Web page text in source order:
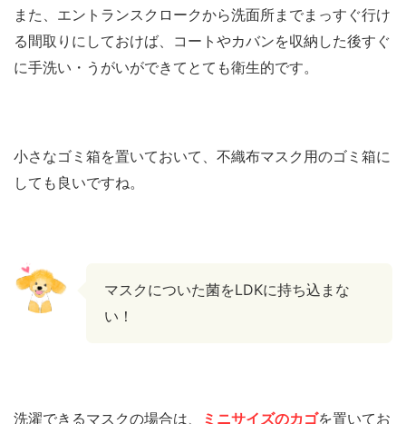
また、エントランスクロークから洗面所までまっすぐ行け
る間取りにしておけば、コートやカバンを収納した後すぐ
に手洗い・うがいができてとても衛生的です。
小さなゴミ箱を置いておいて、不織布マスク用のゴミ箱に
しても良いですね。
マスクについた菌をLDKに持ち込まな
い！
洗濯できるマスクの場合は、 ミニサイズのカゴを置いてお